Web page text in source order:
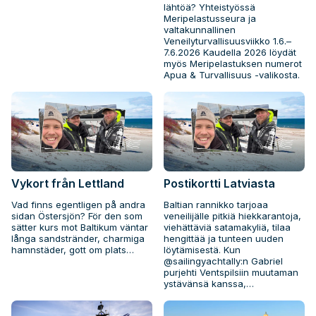
lähtöä? Yhteistyössä
Meripelastusseura ja
valtakunnallinen
Veneilyturvallisuusviikko 1.6.–
7.6.2026 Kaudella 2026 löydät
myös Meripelastuksen numerot
Apua & Turvallisuus -valikosta.
Vykort från Lettland
Vad finns egentligen på andra
sidan Östersjön? För den som
sätter kurs mot Baltikum väntar
långa sandstränder, charmiga
hamnstäder, gott om plats…
Postikortti Latviasta
Baltian rannikko tarjoaa
veneilijälle pitkiä hiekkarantoja,
viehättäviä satamakyliä, tilaa
hengittää ja tunteen uuden
löytämisestä. Kun
@sailingyachtally:n Gabriel
purjehti Ventspilsiin muutaman
ystävänsä kanssa,…